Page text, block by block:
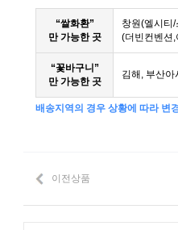
“쌀화환”
만 가능한 곳
창원(엘시티
(더빈컨벤션,
“꽃바구니”
만 가능한 곳
김해, 부산
배송지역의 경우 상황에 따라 변
이전상품